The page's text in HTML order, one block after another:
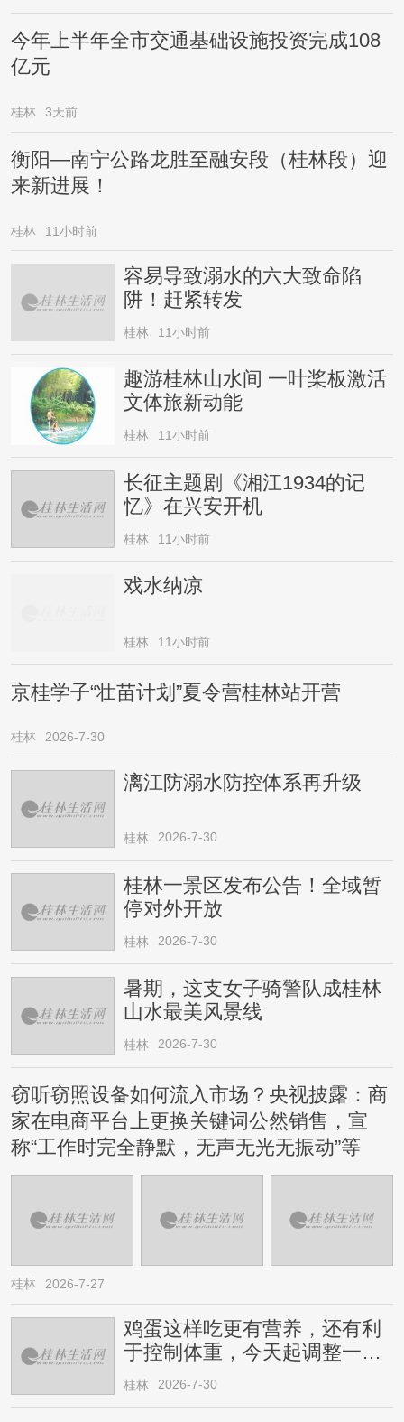
今年上半年全市交通基础设施投资完成108
亿元
桂林 3天前
衡阳—南宁公路龙胜至融安段（桂林段）迎
来新进展！
桂林 11小时前
容易导致溺水的六大致命陷
阱！赶紧转发
桂林 11小时前
趣游桂林山水间 一叶桨板激活
文体旅新动能
桂林 11小时前
长征主题剧《湘江1934的记
忆》在兴安开机
桂林 11小时前
戏水纳凉
桂林 11小时前
京桂学子“壮苗计划”夏令营桂林站开营
桂林 2026-7-30
漓江防溺水防控体系再升级
桂林 2026-7-30
桂林一景区发布公告！全域暂
停对外开放
桂林 2026-7-30
暑期，这支女子骑警队成桂林
山水最美风景线
桂林 2026-7-30
窃听窃照设备如何流入市场？央视披露：商
家在电商平台上更换关键词公然销售，宣
称“工作时完全静默，无声无光无振动”等
桂林 2026-7-27
鸡蛋这样吃更有营养，还有利
于控制体重，今天起调整一下
→
桂林 2026-7-30